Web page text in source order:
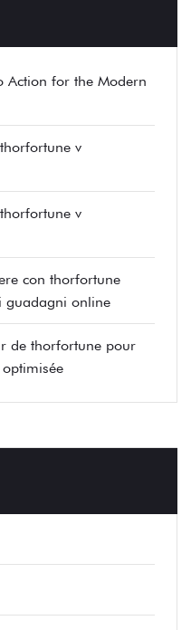
Action for the Modern
v
v
con thorfortune
guadagni online
de thorfortune pour